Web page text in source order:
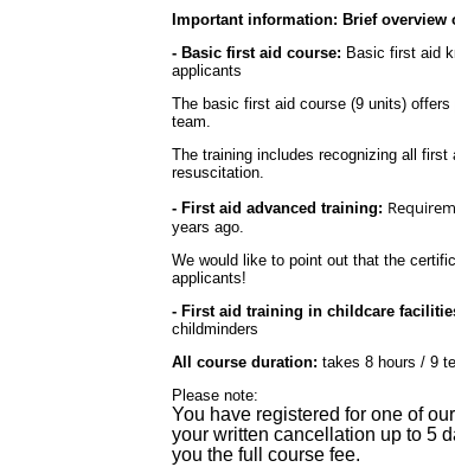
Important information: Brief
- Basic first aid course: Basic first aid
applicants
The basic first aid course (9 units)
team.
The training includes recognizing all
resuscitation.
- First aid advanced training:
years ago.
We would like to point out that the
applicants!
- First aid training in childcare
childminders
All course duration: takes 8 hours / 9
Please note:
You have registered for one of
your written cancellation up to 5
you the full course fee.